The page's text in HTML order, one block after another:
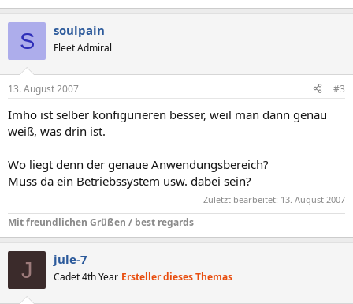
S soulpain
Fleet Admiral
13. August 2007 #3
Imho ist selber konfigurieren besser, weil man dann genau
weiß, was drin ist.
Wo liegt denn der genaue Anwendungsbereich?
Muss da ein Betriebssystem usw. dabei sein?
Zuletzt bearbeitet: 13. August 2007
Mit freundlichen Grüßen / best regards
J jule-7
Cadet 4th Year Ersteller dieses Themas